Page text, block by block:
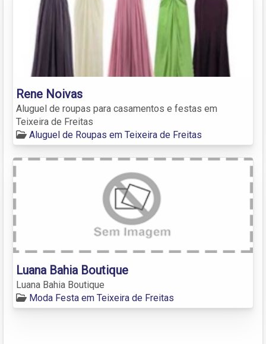
Rene Noivas
Aluguel de roupas para casamentos e festas em
Teixeira de Freitas
Aluguel de Roupas em Teixeira de Freitas
Luana Bahia Boutique
Luana Bahia Boutique
Moda Festa em Teixeira de Freitas